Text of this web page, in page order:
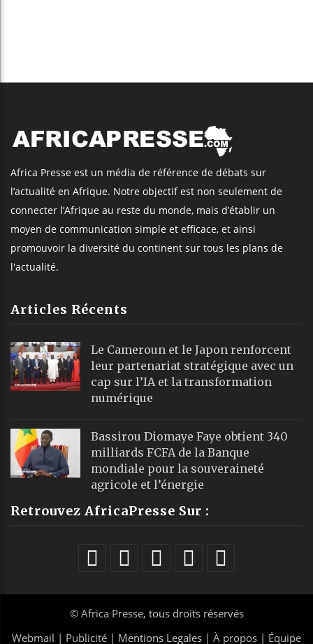
Africa Presse est un média de référence de débats sur
l’actualité en Afrique. Notre objectif est non seulement de
connecter l’Afrique au reste du monde, mais d’établir un
moyen de communication simple et efficace, et ainsi
promouvoir la diversité du continent sur tous les plans de
l'actualité.
Articles Récents
Le Cameroun et le Japon renforcent
leur partenariat stratégique avec un
cap sur l’IA et la transformation
numérique
Bassirou Diomaye Faye obtient 340
milliards FCFA de la Banque
mondiale pour la souveraineté
agricole et l’énergie
Retrouvez AfricaPresse Sur :
© Africa Presse, tous droits réservés
Webmail | Publicité | Mentions Legales | À propos | Équipe